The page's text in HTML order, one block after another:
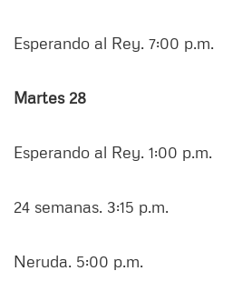
Esperando al Rey. 7:00 p.m.
Martes 28
Esperando al Rey. 1:00 p.m.
24 semanas. 3:15 p.m.
Neruda. 5:00 p.m.